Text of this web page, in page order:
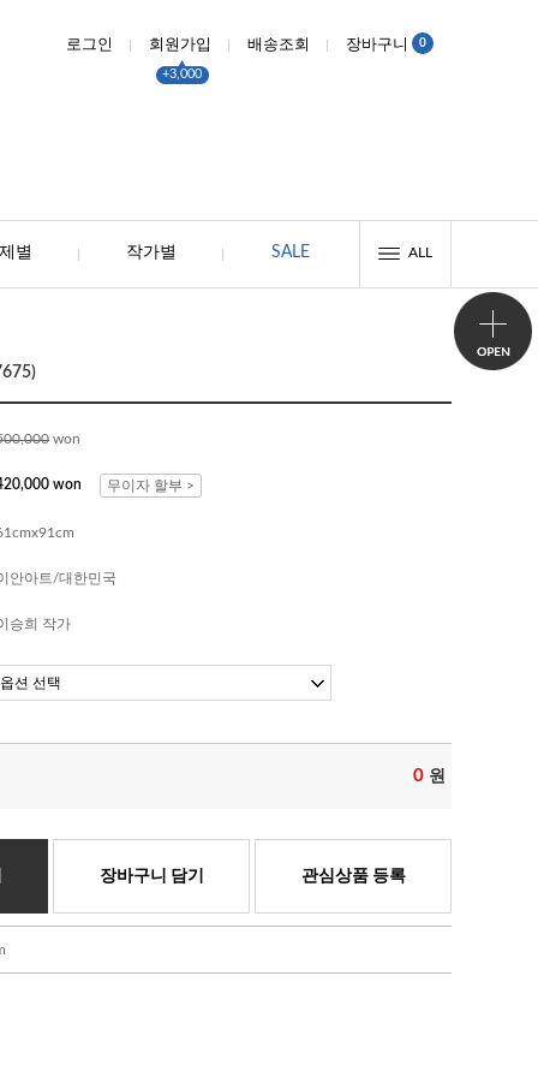
로그인 회원가입
+3,000
배송조회 장바구니 0
별 작가별 SALE ALL
won
won 무이자 할부 >
안아트/대한민국
승희 작가
0 원
장바구니 담기 관심상품 등록